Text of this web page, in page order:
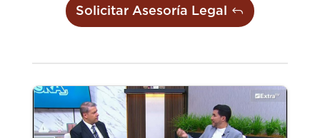
Solicitar Asesoría Legal